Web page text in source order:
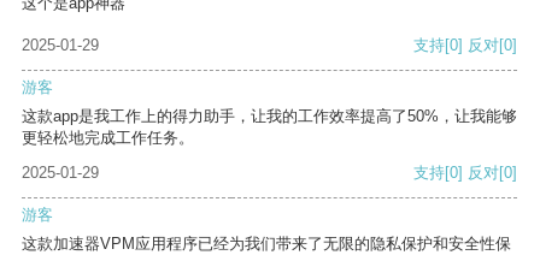
2025-01-29 支持[0] 反对[0]
游客
这款app是我工作上的得力助手，让我的工作效率提高了50%，让我能够
更轻松地完成工作任务。
2025-01-29
支持[0] 反对[0]
游客
这款加速器VPM应用程序已经为我们带来了无限的隐私保护和安全性保